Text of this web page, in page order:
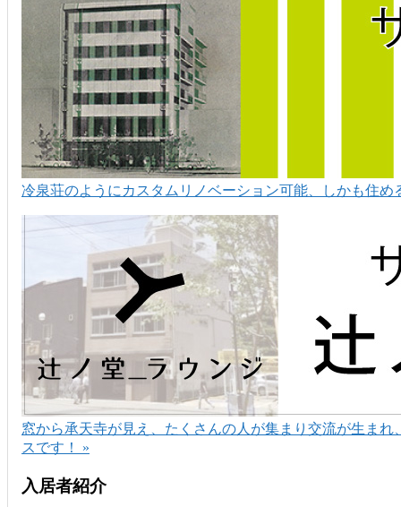
冷泉荘のようにカスタムリノベーション可能、しかも住め
窓から承天寺が見え、たくさんの人が集まり交流が生ま
スです！ »
入居者紹介